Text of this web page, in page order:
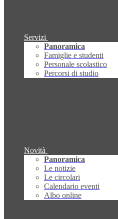
Servizi
Panoramica
Famiglie e studenti
Personale scolastico
Percorsi di studio
Novità
Panoramica
Le notizie
Le circolari
Calendario eventi
Albo online